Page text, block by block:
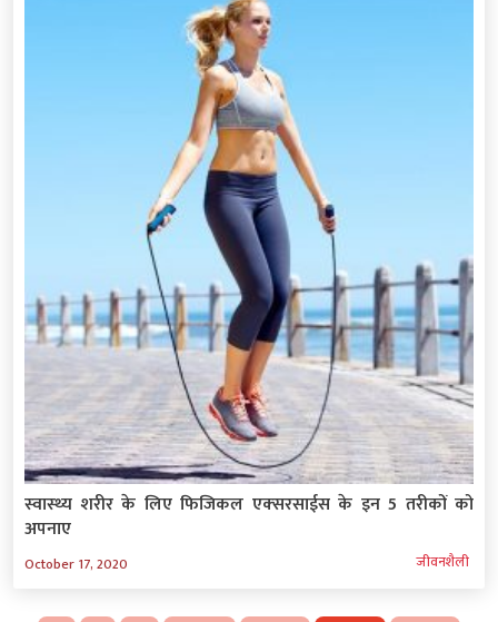
स्‍वास्‍थ्‍य शरीर के लिए फिजिकल एक्‍सरसाईस के इन 5 तरीकों को
अपनाए
October 17, 2020 जीवनशैली